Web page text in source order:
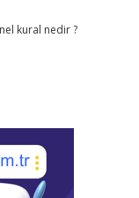
kural nedir ?